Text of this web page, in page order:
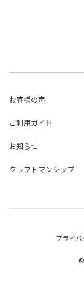
お客様の声
ご利用ガイド
お知らせ
クラフトマンシップ
プライ